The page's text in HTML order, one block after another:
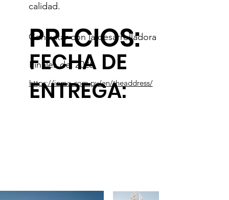
https://inmo.com.py/en/theaddress/
FECHA DE
ENTREGA:
Finales del 2026
PRECIOS:
Consultar con la desarrolladora
calidad.